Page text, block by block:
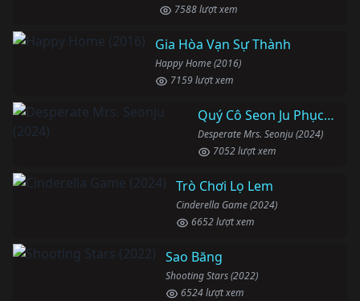
7588 lượt xem
Gia Hòa Vạn Sự Thành
Happy Home (2016)
7159 lượt xem
Quý Cô Seon Ju Phục Thù
Desperate Mrs. Seonju (2024)
7052 lượt xem
Trò Chơi Lọ Lem
Cinderella Game (2024)
6652 lượt xem
Sao Băng
Shooting Stars (2022)
6524 lượt xem